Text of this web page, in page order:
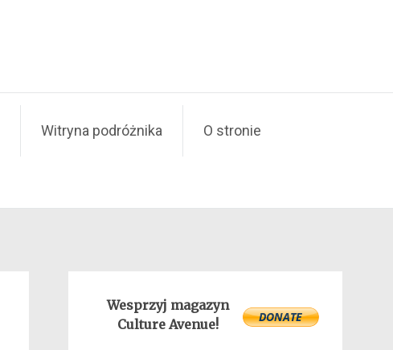
Witryna podróżnika O stronie
Wesprzyj magazyn
Culture Avenue!